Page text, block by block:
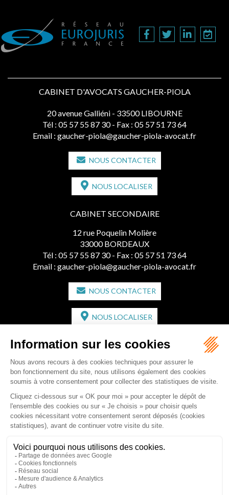
CABINET D'AVOCATS GAUCHER-PIOLA
20 avenue Galliéni - 33500 LIBOURNE
Tél : 05 57 55 87 30 - Fax : 05 57 51 73 64
Email : gaucher-piola@gaucher-piola-avocat.fr
NOUS CONTACTER
NOUS LOCALISER
CABINET SECONDAIRE
12 rue Poquelin Molière
33000 BORDEAUX
Tél : 05 57 55 87 30 - Fax : 05 57 51 73 64
Email : gaucher-piola@gaucher-piola-avocat.fr
NOUS CONTACTER
NOUS LOCALISER
CABINET SECONDAIRE
2 bis Avenue de l'Europe
33350 ST MAGNE-DE-CASTILLON
Tél :05 57 55 87 30 - Fax : 05 57 51 73 64
Email :gaucher-piola@gaucher-piola-avocat.fr
NOUS CONTACTER
NOUS LOCALISER